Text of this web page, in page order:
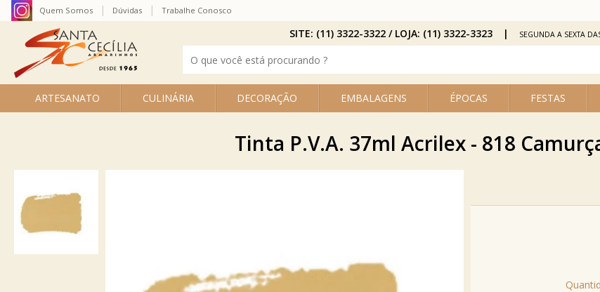
ARTESANATO CULINÁRIA DECORAÇÃO EMBALAGENS ÉPOCAS FESTAS
Quem Somos Dúvidas Trabalhe Conosco
SITE: (11) 3322-3322 / LOJA: (11) 3322-3323 SEGUNDA A SEXTA
Tinta P.V.A. 37ml Acrilex - 818